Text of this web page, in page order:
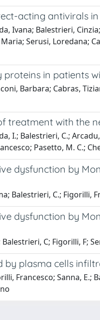
acting antivirals
Ivana; Balestrieri,
Serusi, Loredana;
in patients
Barbara; Cabras,
treatment with the
I.; Balestrieri, C.;
Pasetto, M. C.;
dysfunction by
Balestrieri, C.; Figorilli,
dysfunction by
C; Figorilli, F;
by plasma cells
Francesco; Sanna, E.;